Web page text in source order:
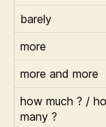
barely
more
more and more
how much ? /
many ?